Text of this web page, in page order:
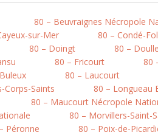
80 – Beuvraignes Nécropole
sur-Mer
80 – Condé-
80 – Doingt 80 –
80 – Fricourt
80
80 – Laucourt
Corps-Saints
80 – Longueau
80 – Maucourt Nécropole
80 – Morvillers-Saint-
Péronne 80 – Poix-de-